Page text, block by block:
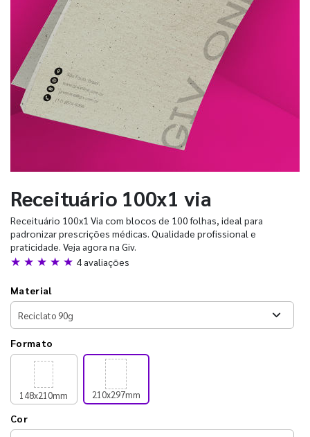
Receituário 100x1 via
Receituário 100x1 Via com blocos de 100 folhas, ideal para
padronizar prescrições médicas. Qualidade profissional e
praticidade. Veja agora na Giv.
★ ★ ★ ★ ★ 4 avaliações
Material
Formato
148x210mm 210x297mm
Cor